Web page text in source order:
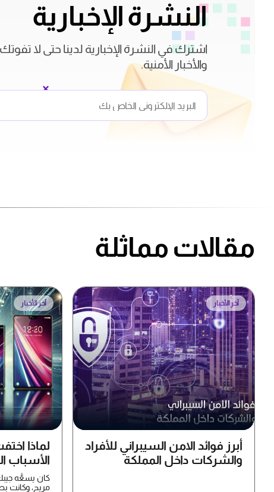
النشرة الإخبارية
اشترك في النشرة الإخبارية لدينا حتى لا
والأخبار الأمنية.
مقالات مماثلة
آخر الأخبار
أبرز فوائد الامن السيبراني للأفراد
والشركات داخل المملكة
آخر الأخبار
لماذا
الأسباب
كان يسعُّه